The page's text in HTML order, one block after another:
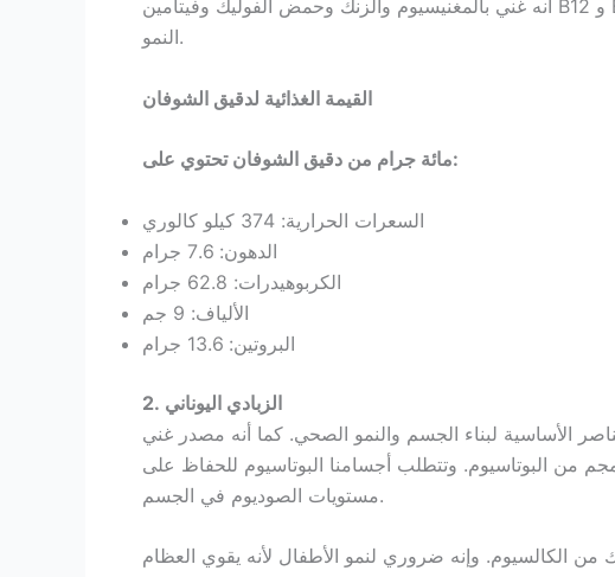
أنه غني بالمغنيسيوم والزنك وحمض الفوليك وفيتامين B12 و B5، وهي عناصر مغذية أساسية للطفل في مرحلة
النمو.
القيمة الغذائية لدقيق الشوفان
مائة جرام من دقيق الشوفان تحتوي على:
السعرات الحرارية: 374 كيلو كالوري
الدهون: 7.6 جرام
الكربوهيدرات: 62.8 جرام
الألياف: 9 جم
البروتين: 13.6 جرام
2. الزبادي اليوناني
الأساسية لبناء الجسم والنمو الصحي. كما أنه مصدر غني
ويمكن أن يحتوي على ما يصل إلى 156 مجم من البوتاسيوم. وتتطلب أجسامنا البوتاسيوم للحفاظ على
مستويات الصوديوم في الجسم.
الكالسيوم. وإنه ضروري لنمو الأطفال لأنه يقوي العظام